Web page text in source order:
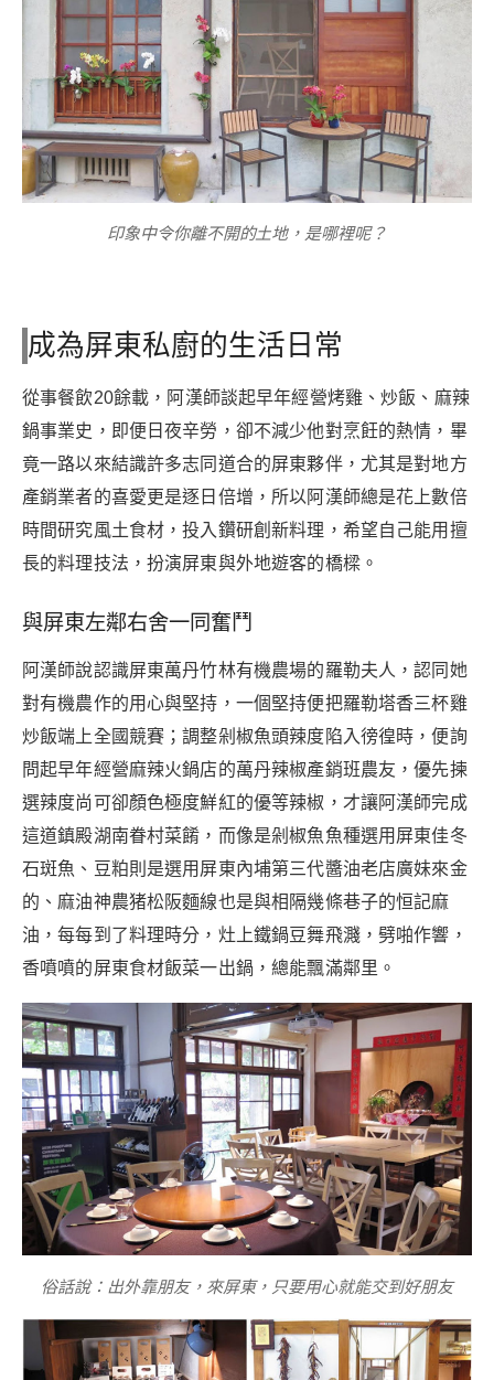
印象中令你離不開的土地，是哪裡呢？
成為屏東私廚的生活日常
從事餐飲20餘載，阿漢師談起早年經營烤雞、炒飯、麻辣
鍋事業史，即便日夜辛勞，卻不減少他對烹飪的熱情，畢
竟一路以來結識許多志同道合的屏東夥伴，尤其是對地方
產銷業者的喜愛更是逐日倍增，所以阿漢師總是花上數倍
時間研究風土食材，投入鑽研創新料理，希望自己能用擅
長的料理技法，扮演屏東與外地遊客的橋樑。
與屏東左鄰右舍一同奮鬥
阿漢師說認識屏東萬丹竹林有機農場的羅勒夫人，認同她
對有機農作的用心與堅持，一個堅持便把羅勒塔香三杯雞
炒飯端上全國競賽；調整剁椒魚頭辣度陷入徬徨時，便詢
問起早年經營麻辣火鍋店的萬丹辣椒產銷班農友，優先揀
選辣度尚可卻顏色極度鮮紅的優等辣椒，才讓阿漢師完成
這道鎮殿湖南眷村菜餚，而像是剁椒魚魚種選用屏東佳冬
石斑魚、豆粕則是選用屏東內埔第三代醬油老店廣妹來金
的、麻油神農猪松阪麵線也是與相隔幾條巷子的恒記麻
油，每每到了料理時分，灶上鐵鍋豆舞飛濺，劈啪作響，
香噴噴的屏東食材飯菜一出鍋，總能飄滿鄰里。
俗話說：出外靠朋友，來屏東，只要用心就能交到好朋友